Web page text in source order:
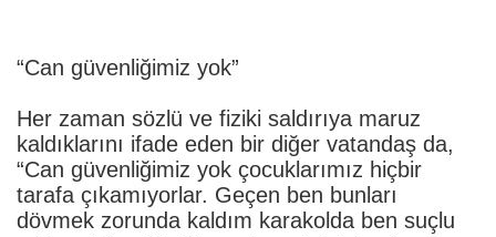
“Can güvenliğimiz yok”
Her zaman sözlü ve fiziki saldırıya maruz
kaldıklarını ifade eden bir diğer vatandaş da,
“Can güvenliğimiz yok çocuklarımız hiçbir
tarafa çıkamıyorlar. Geçen ben bunları
dövmek zorunda kaldım karakolda ben suçlu